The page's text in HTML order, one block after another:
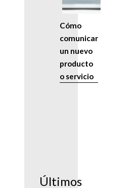
Cómo
comunicar
un nuevo
producto
o servicio
Últimos